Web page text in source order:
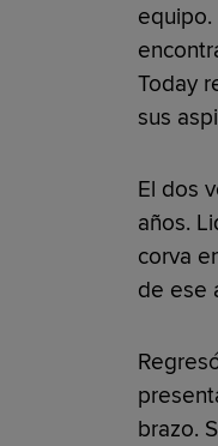
equipo.
Today
sus
El dos
años.
corva
de ese
brazo.